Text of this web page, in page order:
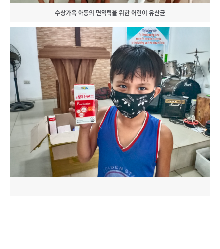
수상가옥 아동의 면역력을 위한 어린이 유산균